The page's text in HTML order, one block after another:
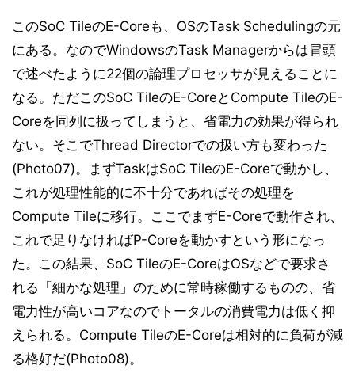
このSoC TileのE-Coreも、OSのTask Schedulingの元
にある。なのでWindowsのTask Managerからは冒頭
で述べたように22個の論理プロセッサが見えることに
なる。ただこのSoC TileのE-CoreとCompute TileのE-
Coreを同列に扱ってしまうと、省電力の効果が得られ
ない。そこでThread Directorでの扱い方も変わった
(Photo07)。まずTaskはSoC TileのE-Coreで動かし、
これが処理性能的に不十分であればその処理を
Compute Tileに移行。ここでまずE-Coreで動作され、
これで足りなければP-Coreを動かすという形になっ
た。この結果、SoC TileのE-CoreはOSなどで要求さ
れる「細かな処理」のために常時稼働するものの、省
電力性が高いコアなのでトータルの消費電力は低く抑
えられる。Compute TileのE-Coreは相対的に負荷が減
る格好だ(Photo08)。